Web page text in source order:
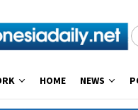
HOME NEWS